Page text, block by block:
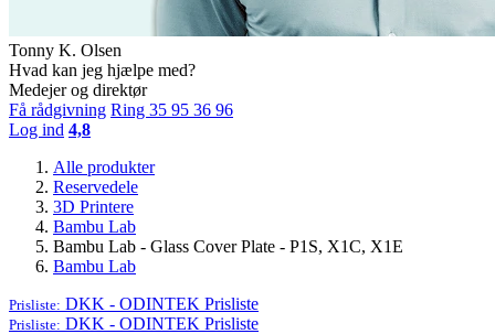
Tonny K. Olsen
Hvad kan jeg hjælpe med?
Medejer og direktør
Få rådgivning Ring 35 95 36 96
Log ind 4,8
Alle produkter
Reservedele
3D Printere
Bambu Lab
Bambu Lab - Glass Cover Plate - P1S, X1C, X1E
Bambu Lab
Prisliste: DKK - ODINTEK Prisliste
Prisliste: DKK - ODINTEK Prisliste